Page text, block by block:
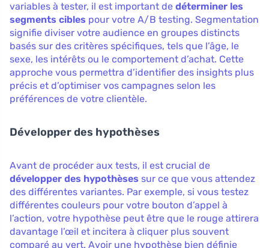
variables à tester, il est important de déterminer les
segments cibles pour votre A/B testing. Segmentation
signifie diviser votre audience en groupes distincts
basés sur des critères spécifiques, tels que l’âge, le
sexe, les intérêts ou le comportement d’achat. Cette
approche vous permettra d’identifier des insights plus
précis et d’optimiser vos campagnes selon les
préférences de votre clientèle.
Développer des hypothèses
Avant de procéder aux tests, il est crucial de
développer des hypothèses sur ce que vous attendez
des différentes variantes. Par exemple, si vous testez
différentes couleurs pour votre bouton d’appel à
l’action, votre hypothèse peut être que le rouge attirera
davantage l’œil et incitera à cliquer plus souvent
comparé au vert. Avoir une hypothèse bien définie